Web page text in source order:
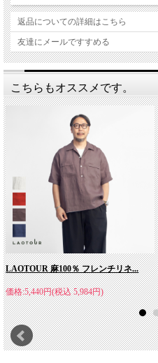
返品についての詳細はこちら
友達にメールですすめる
こちらもオススメです。
LAOTOUR 麻100％ フレンチリネ...
価格:5,440円(税込 5,984円)